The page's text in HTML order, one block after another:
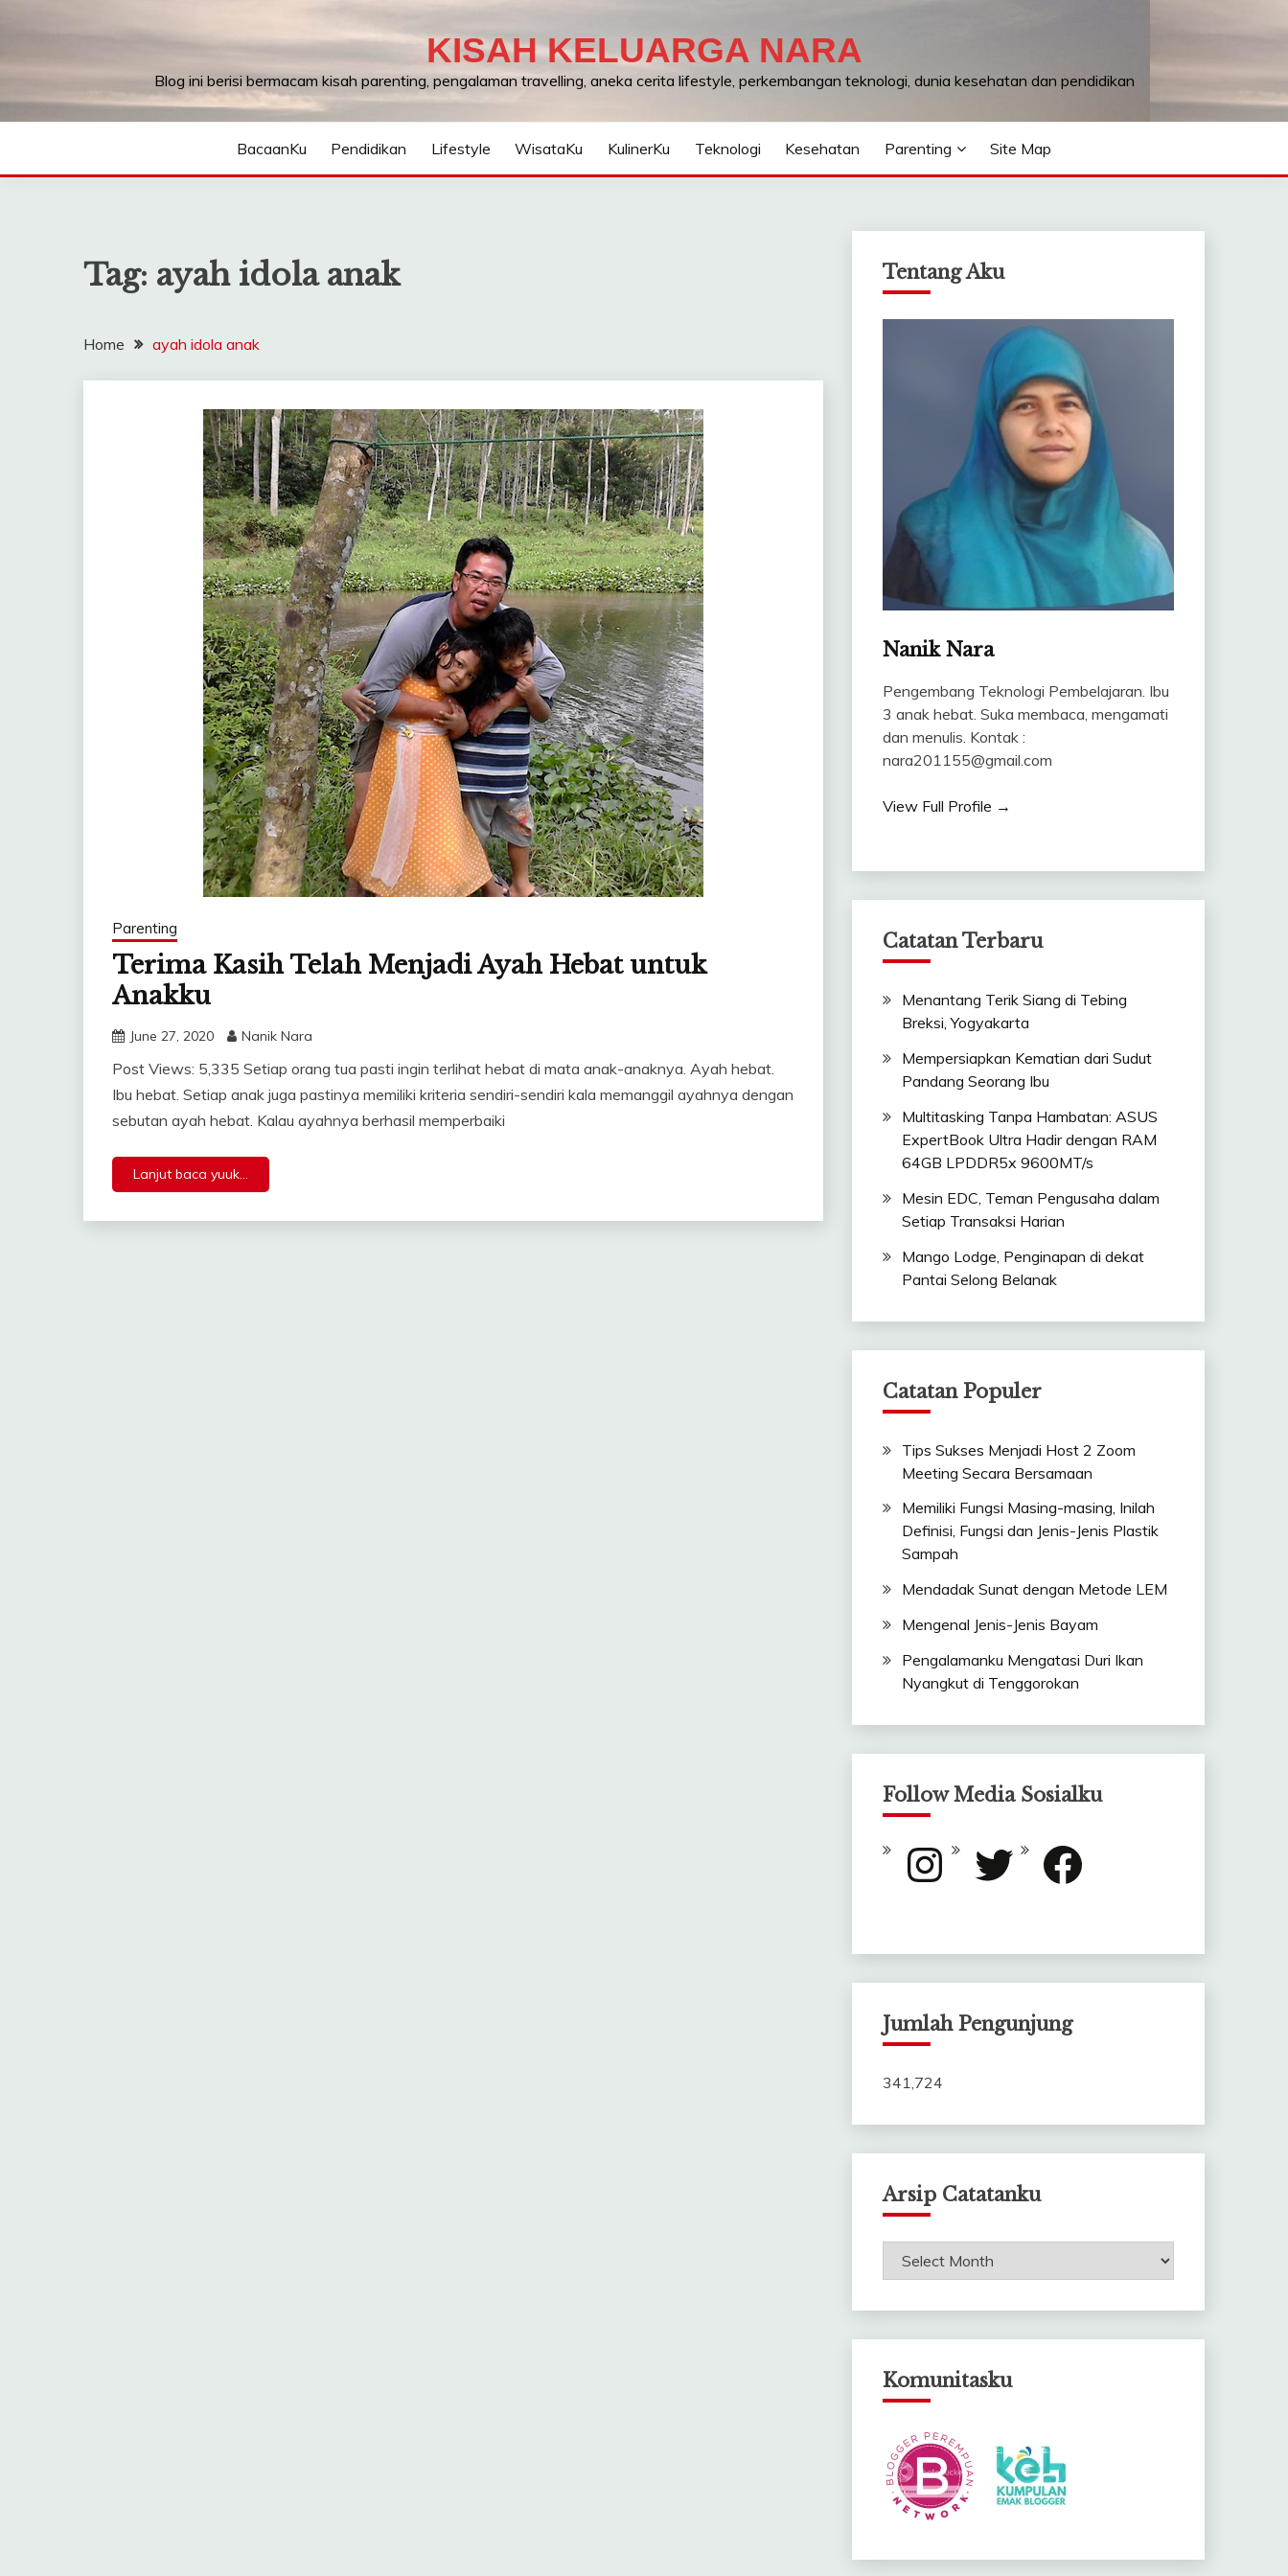
KISAH KELUARGA NARA
Blog ini berisi bermacam kisah parenting, pengalaman travelling, aneka cerita lifestyle, perkembangan teknologi, dunia kesehatan dan pendidikan
BacaanKu Pendidikan Lifestyle WisataKu KulinerKu Teknologi Kesehatan Parenting Site Map
Tag: ayah idola anak
Home ayah idola anak
Parenting
Terima Kasih Telah Menjadi Ayah Hebat untuk
Anakku
June 27, 2020 Nanik Nara
Post Views: 5,335 Setiap orang tua pasti ingin terlihat hebat di mata anak-anaknya. Ayah hebat.
Ibu hebat. Setiap anak juga pastinya memiliki kriteria sendiri-sendiri kala memanggil ayahnya dengan
sebutan ayah hebat. Kalau ayahnya berhasil memperbaiki
Lanjut baca yuuk...
Tentang Aku
Nanik Nara
Pengembang Teknologi Pembelajaran. Ibu
3 anak hebat. Suka membaca, mengamati
dan menulis. Kontak :
nara201155@gmail.com
View Full Profile →
Catatan Terbaru
Menantang Terik Siang di Tebing
Breksi, Yogyakarta
Mempersiapkan Kematian dari Sudut
Pandang Seorang Ibu
Multitasking Tanpa Hambatan: ASUS
ExpertBook Ultra Hadir dengan RAM
64GB LPDDR5x 9600MT/s
Mesin EDC, Teman Pengusaha dalam
Setiap Transaksi Harian
Mango Lodge, Penginapan di dekat
Pantai Selong Belanak
Catatan Populer
Tips Sukses Menjadi Host 2 Zoom
Meeting Secara Bersamaan
Memiliki Fungsi Masing-masing, Inilah
Definisi, Fungsi dan Jenis-Jenis Plastik
Sampah
Mendadak Sunat dengan Metode LEM
Mengenal Jenis-Jenis Bayam
Pengalamanku Mengatasi Duri Ikan
Nyangkut di Tenggorokan
Follow Media Sosialku
Instagram Twitter Facebook
Jumlah Pengunjung
341,724
Arsip Catatanku
Arsip
Komunitasku